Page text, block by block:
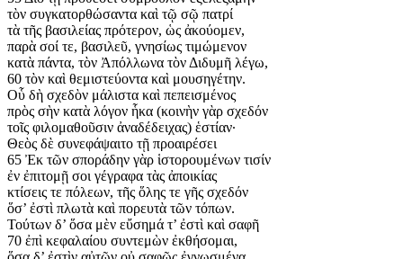
τὸν συγκατορθώσαντα καὶ τῷ σῷ πατρί
τὰ τῆς βασιλείας πρότερον, ὡς ἀκούομεν,
παρὰ σοί τε, βασιλεῦ, γνησίως τιμώμενον
κατὰ πάντα, τὸν Ἀπόλλωνα τὸν Διδυμῆ λέγω,
60 τὸν καὶ θεμιστεύοντα καὶ μουσηγέτην.
Οὗ δὴ σχεδὸν μάλιστα καὶ πεπεισμένος
πρὸς σὴν κατὰ λόγον ἧκα (κοινὴν γὰρ σχεδόν
τοῖς φιλομαθοῦσιν ἀναδέδειχας) ἑστίαν·
Θεὸς δὲ συνεφάψαιτο τῇ προαιρέσει
65 Ἐκ τῶν σποράδην γὰρ ἱστορουμένων τισίν
ἐν ἐπιτομῇ σοι γέγραφα τὰς ἀποικίας
κτίσεις τε πόλεων, τῆς ὅλης τε γῆς σχεδόν
ὅσ’ ἐστὶ πλωτὰ καὶ πορευτὰ τῶν τόπων.
Τούτων δ’ ὅσα μὲν εὔσημά τ’ ἐστὶ καὶ σαφῆ
70 ἐπὶ κεφαλαίου συντεμὼν ἐκθήσομαι,